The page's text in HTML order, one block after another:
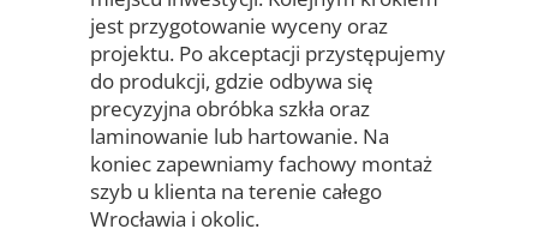
jest przygotowanie wyceny oraz
projektu. Po akceptacji przystępujemy
do produkcji, gdzie odbywa się
precyzyjna obróbka szkła oraz
laminowanie lub hartowanie. Na
koniec zapewniamy fachowy montaż
szyb u klienta na terenie całego
Wrocławia i okolic.